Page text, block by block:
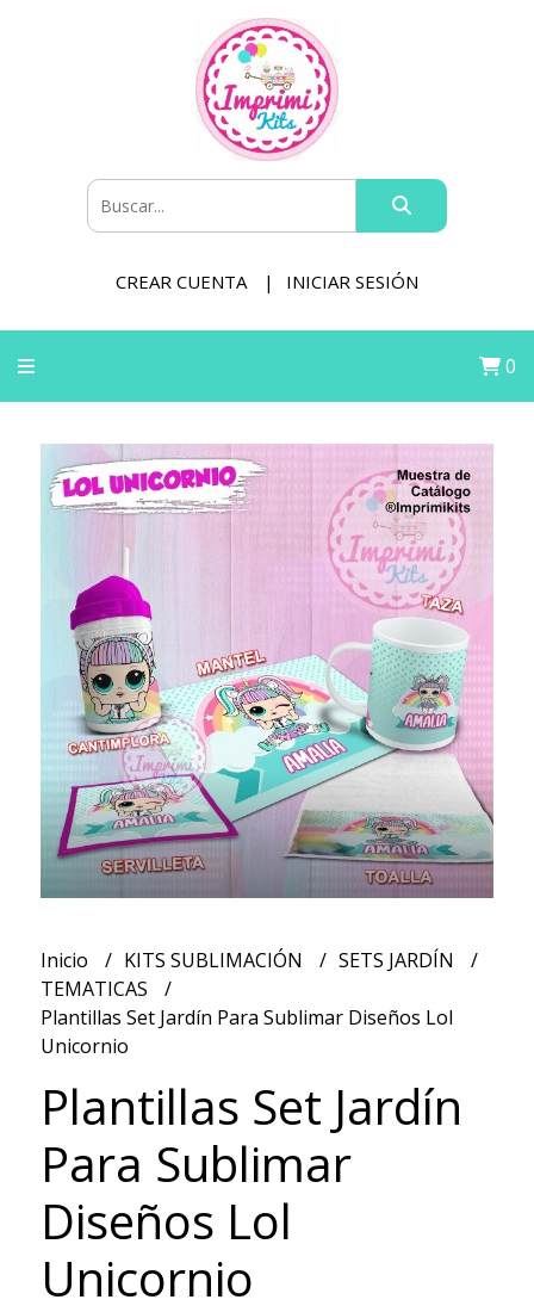
CREAR CUENTA INICIAR SESIÓN
0
Inicio KITS SUBLIMACIÓN
SETS JARDÍN
TEMATICAS
Plantillas Set Jardín Para Sublimar Diseños Lol
Unicornio
Plantillas Set Jardín
Para Sublimar
Diseños Lol
Unicornio